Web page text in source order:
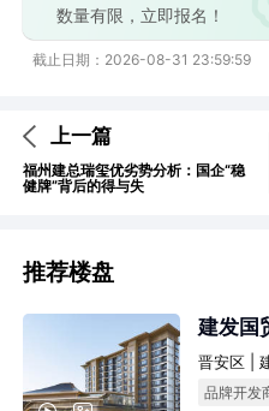
数量有限，立即报名！
截止日期：2026-08-31 23:59:59
上一篇
福州建总瑞玺优劣势分析：国企“稳
健牌”背后的得与失
推荐楼盘
建发国
晋安区 |
品牌开发